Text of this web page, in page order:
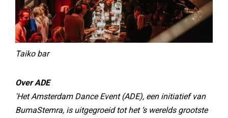
Taiko bar
Over ADE
'Het Amsterdam Dance Event (ADE), een initiatief van
BumaStemra, is uitgegroeid tot het ‘s werelds grootste